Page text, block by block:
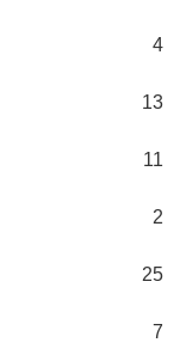
4
13
11
2
25
7